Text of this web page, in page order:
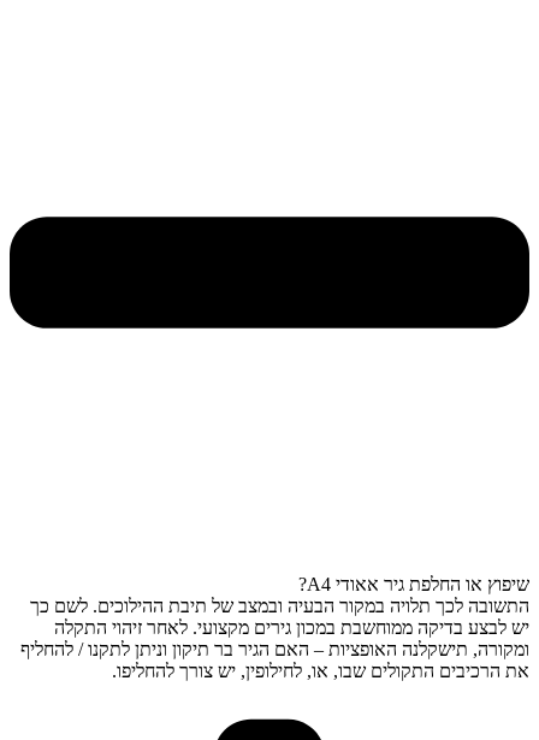
שיפוץ או החלפת גיר אאודי A4?
התשובה לכך תלויה במקור הבעיה ובמצב של תיבת ההילוכים. לשם כך
יש לבצע בדיקה ממוחשבת במכון גירים מקצועי. לאחר זיהוי התקלה
ומקורה, תישקלנה האופציות – האם הגיר בר תיקון וניתן לתקנו / להחליף
את הרכיבים התקולים שבו, או, לחילופין, יש צורך להחליפו.